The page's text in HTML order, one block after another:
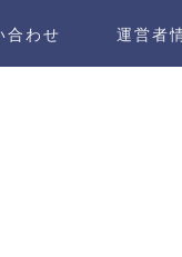
合わせ 運営者